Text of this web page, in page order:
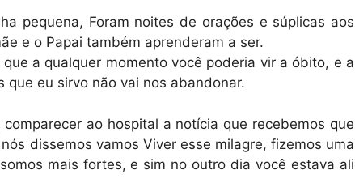
pequena, Foram noites de orações e súplicas aos
e o Papai também aprenderam a ser.
a qualquer momento você poderia vir a óbito, e a
que eu sirvo não vai nos abandonar.
ao hospital a notícia que recebemos que
dissemos vamos Viver esse milagre, fizemos uma
mais fortes, e sim no outro dia você estava ali